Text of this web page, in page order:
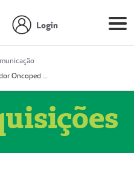
Login
Prestador Oncoped Serviços Médicos (51004335-0)